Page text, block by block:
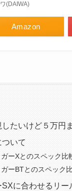
(DAIWA)
Amazon
したいけど５万円
いて
ガーXとのスペック比
ガーBTとのスペック
SXに合わせるリ